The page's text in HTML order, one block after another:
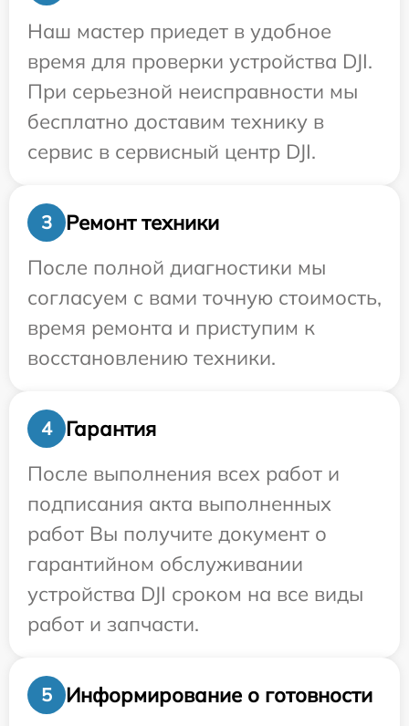
Наш мастер приедет в удобное
время для проверки устройства DJI.
При серьезной неисправности мы
бесплатно доставим технику в
сервис в сервисный центр DJI.
3
Ремонт техники
После полной диагностики мы
согласуем с вами точную стоимость,
время ремонта и приступим к
восстановлению техники.
4
Гарантия
После выполнения всех работ и
подписания акта выполненных
работ Вы получите документ о
гарантийном обслуживании
устройства DJI сроком на все виды
работ и запчасти.
5
Информирование о готовности